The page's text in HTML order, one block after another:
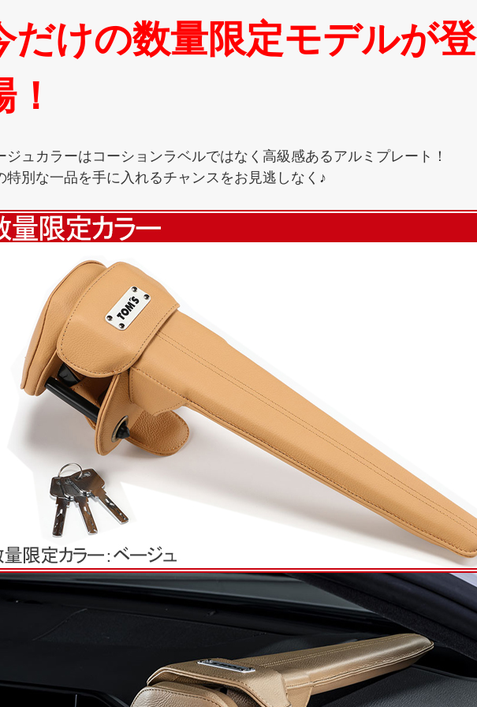
だけの数量限定モデルが登
！
ジュカラーはコーションラベルではなく高級感あるアルミプレート！
特別な一品を手に入れるチャンスをお見逃しなく♪